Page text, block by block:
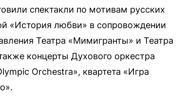
спектакли по мотивам русских
«История любви» в сопровождении
Театра «Мимигранты» и Театра
концерты Духового оркестра
Orchestra», квартета «Игра